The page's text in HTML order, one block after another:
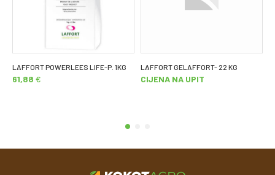
LAFFORT POWERLEES LIFE-P. 1KG
61,88 €
LAFFORT GELAFFORT- 22 KG
CIJENA NA UPIT